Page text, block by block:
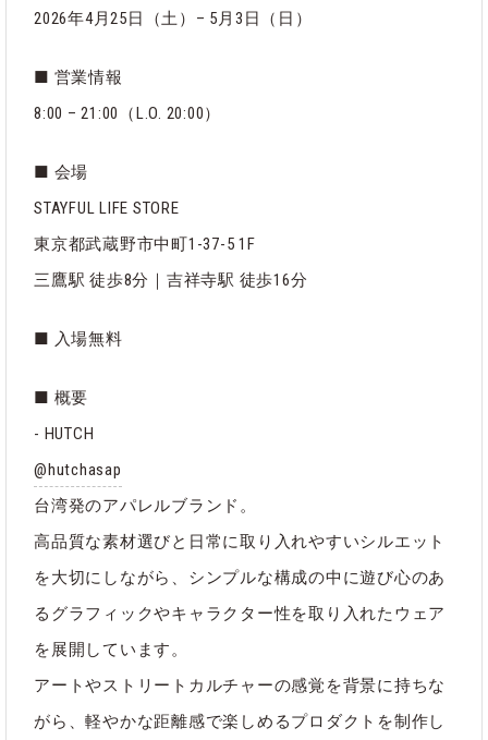
2026年4月25日（土）– 5月3日（日）
■ 営業情報
8:00 – 21:00（L.O. 20:00）
■ 会場
STAYFUL LIFE STORE
東京都武蔵野市中町1-37-5 1F
三鷹駅 徒歩8分｜吉祥寺駅 徒歩16分
■ 入場無料
■ 概要
- HUTCH
@hutchasap
台湾発のアパレルブランド。
高品質な素材選びと日常に取り入れやすいシルエット
を大切にしながら、シンプルな構成の中に遊び心のあ
るグラフィックやキャラクター性を取り入れたウェア
を展開しています。
アートやストリートカルチャーの感覚を背景に持ちな
がら、軽やかな距離感で楽しめるプロダクトを制作し